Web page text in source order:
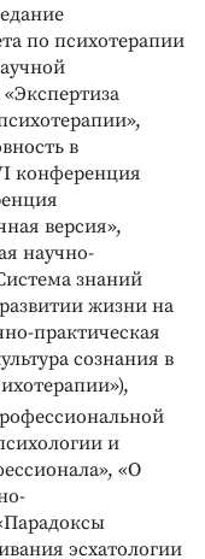
по психотерапии
в
конференция
версия»,
научно-
знаний
жизни на
практическая
сознания в
и
«О
эсхатологии